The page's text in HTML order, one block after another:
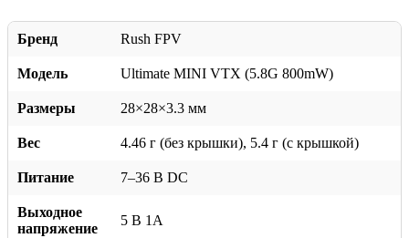
Бренд Rush FPV
Модель Ultimate MINI VTX (5.8G 800mW)
Размеры 28×28×3.3 мм
Вес 4.46 г (без крышки), 5.4 г (с крышкой)
Питание 7–36 В DC
Выходное
напряжение
5 В 1A